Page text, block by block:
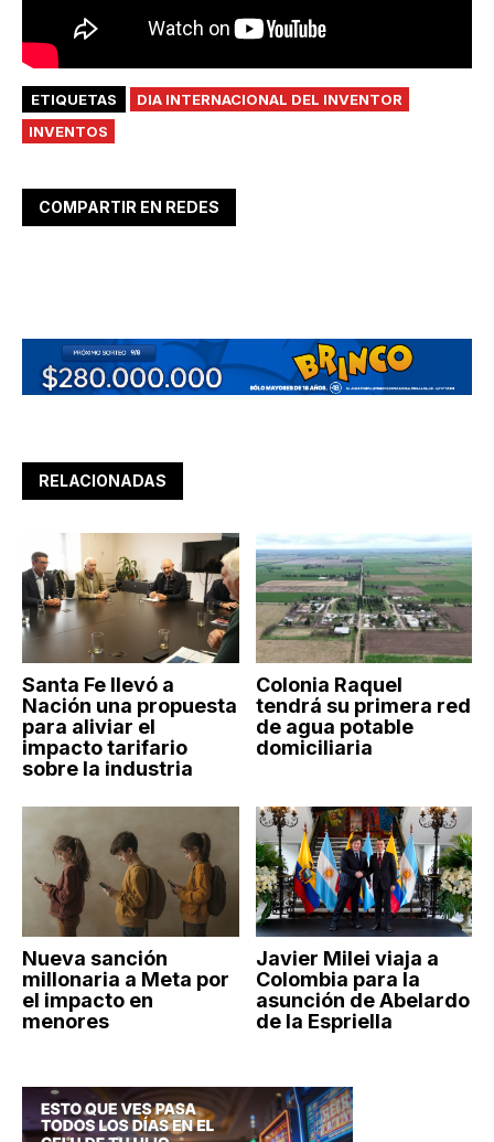
ETIQUETAS
DIA INTERNACIONAL DEL INVENTOR
INVENTOS
COMPARTIR EN REDES
RELACIONADAS
Santa Fe llevó a
Nación una propuesta
para aliviar el
impacto tarifario
sobre la industria
Colonia Raquel
tendrá su primera red
de agua potable
domiciliaria
Nueva sanción
millonaria a Meta por
el impacto en
menores
Javier Milei viaja a
Colombia para la
asunción de Abelardo
de la Espriella